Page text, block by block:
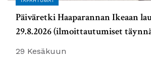
Päiväretki Haaparannan Ikeaan
29.8.2026 (ilmoittautumiset
29 Kesäkuun